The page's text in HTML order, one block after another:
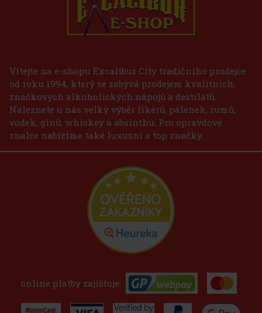
Vítejte na e-shopu Excalibur City tradičního prodejce
od roku 1994, který se zabývá prodejem kvalitních,
značkových alkoholických nápojů a destilátů.
Naleznete u nás velký výběr likérů, pálenek, rumů,
vodek, ginů, whiskey a absinthu. Pro opravdové
znalce nabízíme také luxusní a top značky.
online platby zajišťuje: